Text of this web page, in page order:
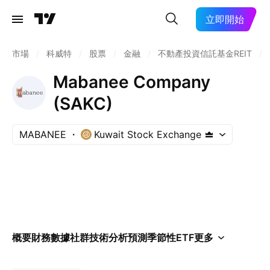
立即開始
市場 科威特 股票 金融 不動產投資信託基金REIT
Mabanee Company
(SAKC)
MABANEE Kuwait Stock Exchange
概要財務數據社群技術分析預測季節性ETF更多